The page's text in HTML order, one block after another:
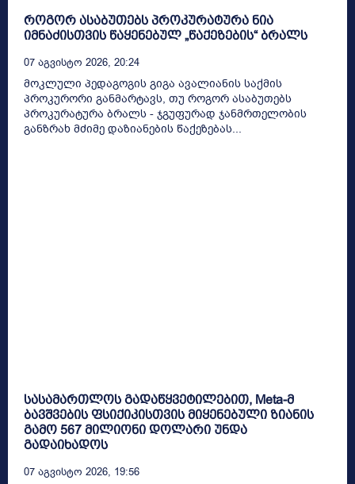
როგორ ასაბუთებს პროკურატურა ნია
იმნაძისთვის წაყენებულ „წაქეზების“ ბრალს
07 Აგვისტო 2026, 20:24
მოკლული პედაგოგის გიგა ავალიანის საქმის
პროკურორი განმარტავს, თუ როგორ ასაბუთებს
პროკურატურა ბრალს - ჯგუფურად ჯანმრთელობის
განზრახ მძიმე დაზიანების წაქეზებას...
სასამართლოს გადაწყვეტილებით, Meta-მ
ბავშვების ფსიქიკისთვის მიყენებული ზიანის
გამო 567 მილიონი დოლარი უნდა
გადაიხადოს
07 Აგვისტო 2026, 19:56